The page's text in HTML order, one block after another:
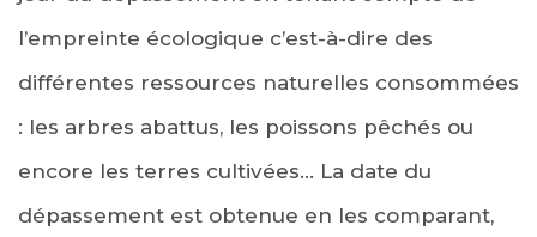
l’empreinte écologique c’est-à-dire des
différentes ressources naturelles consommées
: les arbres abattus, les poissons pêchés ou
encore les terres cultivées… La date du
dépassement est obtenue en les comparant,